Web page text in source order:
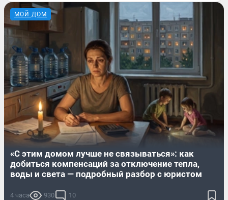
МОЙ ДОМ
«С этим домом лучше не связываться»: как
добиться компенсаций за отключение тепла,
воды и света — подробный разбор с юристом
4 часа 930 10